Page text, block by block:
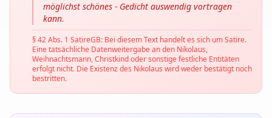
möglichst schönes - Gedicht auswendig vortragen
kann.
§ 42 Abs. 1 SatireGB: Bei diesem Text handelt es sich um Satire.
Eine tatsächliche Datenweitergabe an den Nikolaus,
Weihnachtsmann, Christkind oder sonstige festliche Entitäten
erfolgt nicht. Die Existenz des Nikolaus wird weder bestätigt noch
bestritten.